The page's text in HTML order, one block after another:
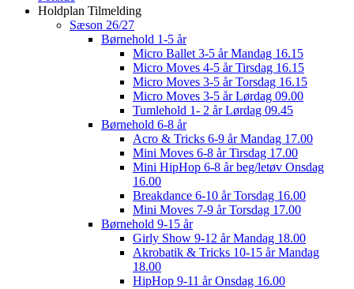
Holdplan Tilmelding
Sæson 26/27
Børnehold 1-5 år
Micro Ballet 3-5 år Mandag 16.15
Micro Moves 4-5 år Tirsdag 16.15
Micro Moves 3-5 år Torsdag 16.15
Micro Moves 3-5 år Lørdag 09.00
Tumlehold 1- 2 år Lørdag 09.45
Børnehold 6-8 år
Acro & Tricks 6-9 år Mandag 17.00
Mini Moves 6-8 år Tirsdag 17.00
Mini HipHop 6-8 år beg/letøv Onsdag
16.00
Breakdance 6-10 år Torsdag 16.00
Mini Moves 7-9 år Torsdag 17.00
Børnehold 9-15 år
Girly Show 9-12 år Mandag 18.00
Akrobatik & Tricks 10-15 år Mandag
18.00
HipHop 9-11 år Onsdag 16.00